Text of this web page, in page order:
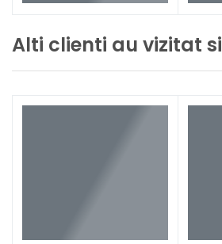
Alti clienti au vizitat si